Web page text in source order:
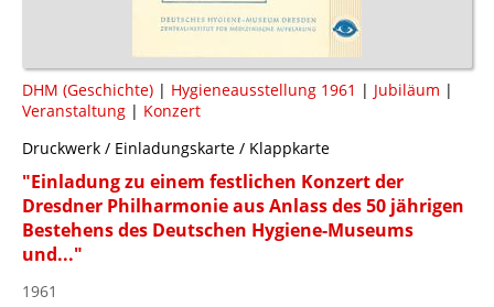
DHM (Geschichte) | Hygieneausstellung 1961 | Jubiläum |
Veranstaltung | Konzert
Druckwerk / Einladungskarte / Klappkarte
"Einladung zu einem festlichen Konzert der
Dresdner Philharmonie aus Anlass des 50 jährigen
Bestehens des Deutschen Hygiene-Museums
und..."
1961